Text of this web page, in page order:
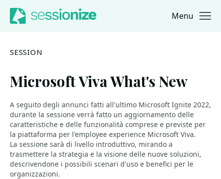
Jump to navigation
Jump to content Menu
SESSION
Microsoft Viva What's New
A seguito degli annunci fatti all'ultimo Microsoft Ignite 2022,
durante la sessione verrà fatto un aggiornamento delle
caratteristiche e delle funzionalità comprese e previste per
la piattaforma per l'employee experience Microsoft Viva.
La sessione sarà di livello introduttivo, mirando a
trasmettere la strategia e la visione delle nuove soluzioni,
descrivendone i possibili scenari d'uso e benefici per le
organizzazioni.